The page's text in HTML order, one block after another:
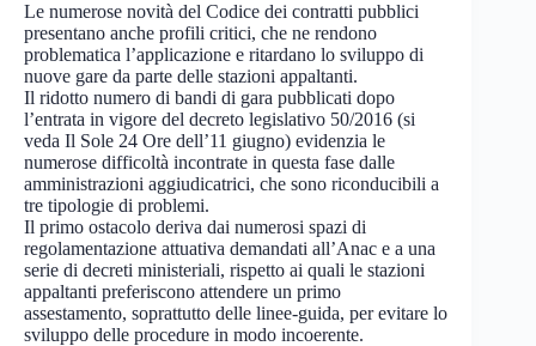
Le numerose novità del Codice dei contratti pubblici
presentano anche profili critici, che ne rendono
problematica l’applicazione e ritardano lo sviluppo di
nuove gare da parte delle stazioni appaltanti.
Il ridotto numero di bandi di gara pubblicati dopo
l’entrata in vigore del decreto legislativo 50/2016 (si
veda Il Sole 24 Ore dell’11 giugno) evidenzia le
numerose difficoltà incontrate in questa fase dalle
amministrazioni aggiudicatrici, che sono riconducibili a
tre tipologie di problemi.
Il primo ostacolo deriva dai numerosi spazi di
regolamentazione attuativa demandati all’Anac e a una
serie di decreti ministeriali, rispetto ai quali le stazioni
appaltanti preferiscono attendere un primo
assestamento, soprattutto delle linee-guida, per evitare lo
sviluppo delle procedure in modo incoerente.